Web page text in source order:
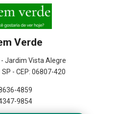
Verde
- Jardim Vista Alegre
- CEP: 06807-420
4859
9854